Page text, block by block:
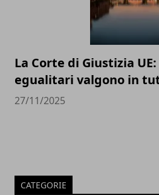
La Corte di Giustizia
egualitari valgono in
27/11/2025
CATEGORIE